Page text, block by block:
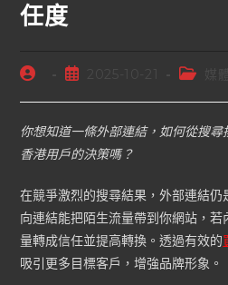
任度
你想知道一條外部連結，如何從搜
香港用戶的決策嗎？
在競爭激烈的搜尋結果，外部連結
向連結能把陌生流量帶到你網站，
量轉成信任並提高轉換。透過有效的
吸引更多目標客戶，增強品牌形象。